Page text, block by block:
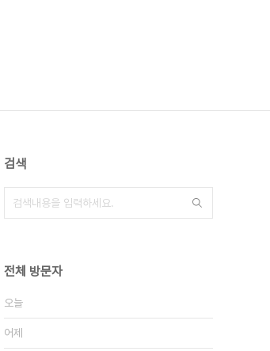
검색
전체 방문자
오늘
어제